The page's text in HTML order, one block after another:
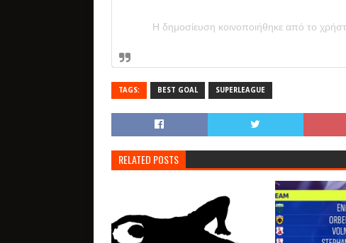
Η δημοσίευση κοινοποιήθηκε από το
TAGS: BEST GOAL SUPERLEAGUE
RELATED POSTS